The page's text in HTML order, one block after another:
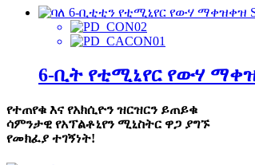
6-ቢት የቲሚኒየር የውሃ
የተጠየቁ እና የአክሲዮን ዝርዝርን ይጠይቁ
ሳምንታዊ የአፕልቶኒየን ሚኒስትር ዋጋ ያግኙ
የመክፈያ ተገኝነት!